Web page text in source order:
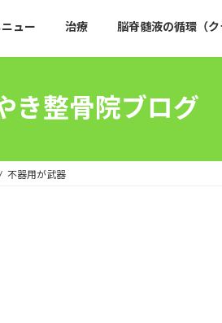
ュー 治療 脳脊髄液の循環（
き整骨院ブログ
不器用が武器